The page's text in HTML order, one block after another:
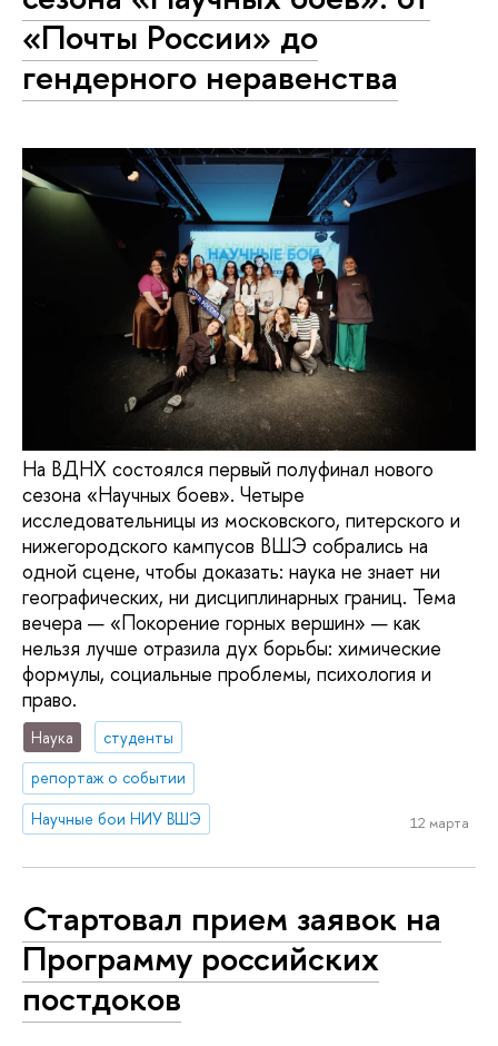
«Почты России» до
гендерного неравенства
На ВДНХ состоялся первый полуфинал нового
сезона «Научных боев». Четыре
исследовательницы из московского, питерского и
нижегородского кампусов ВШЭ собрались на
одной сцене, чтобы доказать: наука не знает ни
географических, ни дисциплинарных границ. Тема
вечера — «Покорение горных вершин» — как
нельзя лучше отразила дух борьбы: химические
формулы, социальные проблемы, психология и
право.
Наука
студенты
репортаж о событии
Научные бои НИУ ВШЭ
12 марта
Стартовал прием заявок на
Программу российских
постдоков